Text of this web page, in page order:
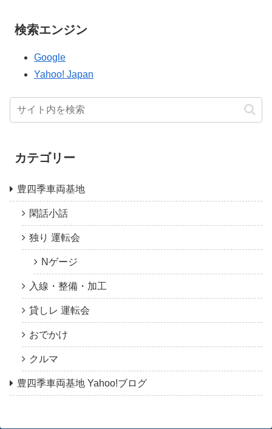
検索エンジン
Google
Yahoo! Japan
カテゴリー
豊四季車両基地
閑話小話
独り 運転会
Nゲージ
入線・整備・加工
貸しレ 運転会
おでかけ
クルマ
豊四季車両基地 Yahoo!ブログ